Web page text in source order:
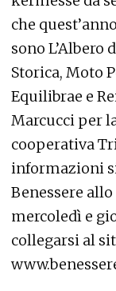
che
sono L’Albero
Storica, Moto
Equilibrae e
Marcucci per
cooperativa
informazioni
Benessere
mercoledì e
collegarsi al